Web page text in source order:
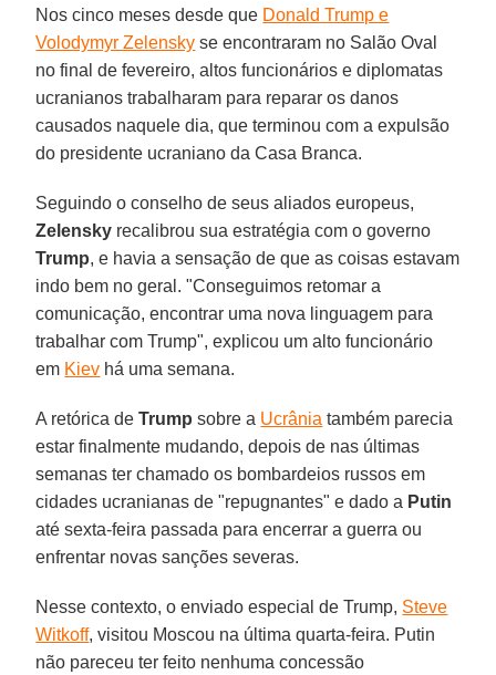
Nos cinco meses desde que Donald Trump e
Volodymyr Zelensky se encontraram no Salão Oval
no final de fevereiro, altos funcionários e diplomatas
ucranianos trabalharam para reparar os danos
causados naquele dia, que terminou com a expulsão
do presidente ucraniano da Casa Branca.
Seguindo o conselho de seus aliados europeus,
Zelensky recalibrou sua estratégia com o governo
Trump, e havia a sensação de que as coisas estavam
indo bem no geral. "Conseguimos retomar a
comunicação, encontrar uma nova linguagem para
trabalhar com Trump", explicou um alto funcionário
em Kiev há uma semana.
A retórica deTrump sobre a Ucrânia também parecia
estar finalmente mudando, depois de nas últimas
semanas ter chamado os bombardeios russos em
cidades ucranianas de "repugnantes" e dado a Putin
até sexta-feira passada para encerrar a guerra ou
enfrentar novas sanções severas.
Nesse contexto, o enviado especial de Trump, Steve
Witkoff, visitou Moscou na última quarta-feira. Putin
não pareceu ter feito nenhuma concessão